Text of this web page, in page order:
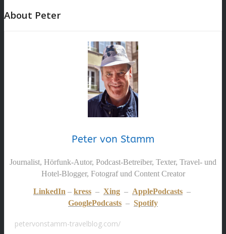
About Peter
Peter von Stamm
Journalist, Hörfunk-Autor, Podcast-Betreiber, Texter, Travel- und
Hotel-Blogger, Fotograf und Content Creator
LinkedIn – kress – Xing – ApplePodcasts –
GooglePodcasts – Spotify
petervonstamm-travelblog.com/